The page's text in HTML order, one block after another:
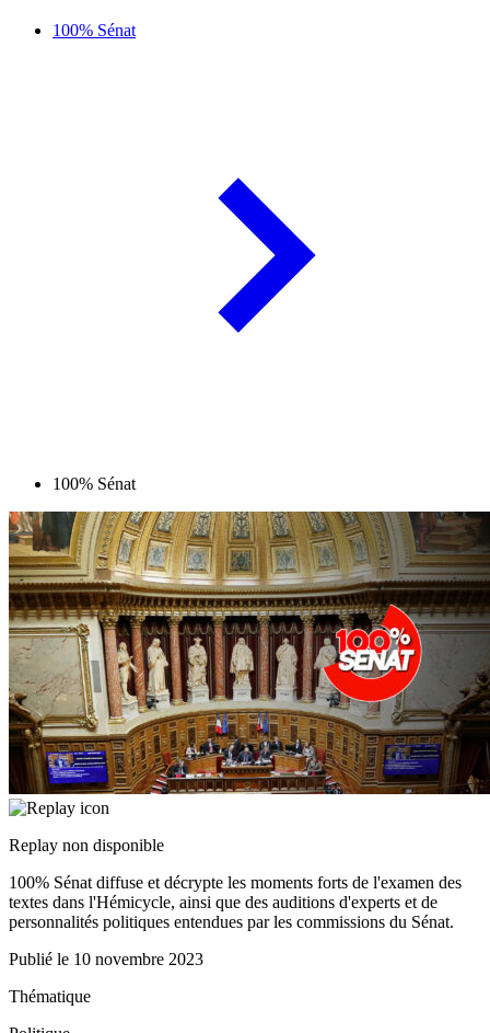
100% Sénat
100% Sénat
Replay non disponible
100% Sénat diffuse et décrypte les moments forts de l'examen des
textes dans l'Hémicycle, ainsi que des auditions d'experts et de
personnalités politiques entendues par les commissions du Sénat.
Publié le 10 novembre 2023
Thématique